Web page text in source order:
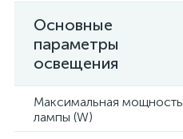
Основные
параметры
освещения
Максимальная мощность
лампы (W)